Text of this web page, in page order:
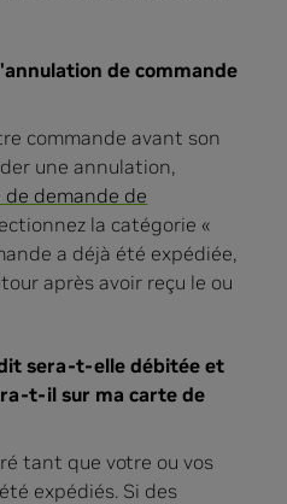
de commande
commande avant son
une annulation,
demande de
la catégorie «
a déjà été expédiée,
après avoir reçu le ou
sera-t-elle débitée et
t-il sur ma carte de
tant que votre ou vos
expédiés. Si des